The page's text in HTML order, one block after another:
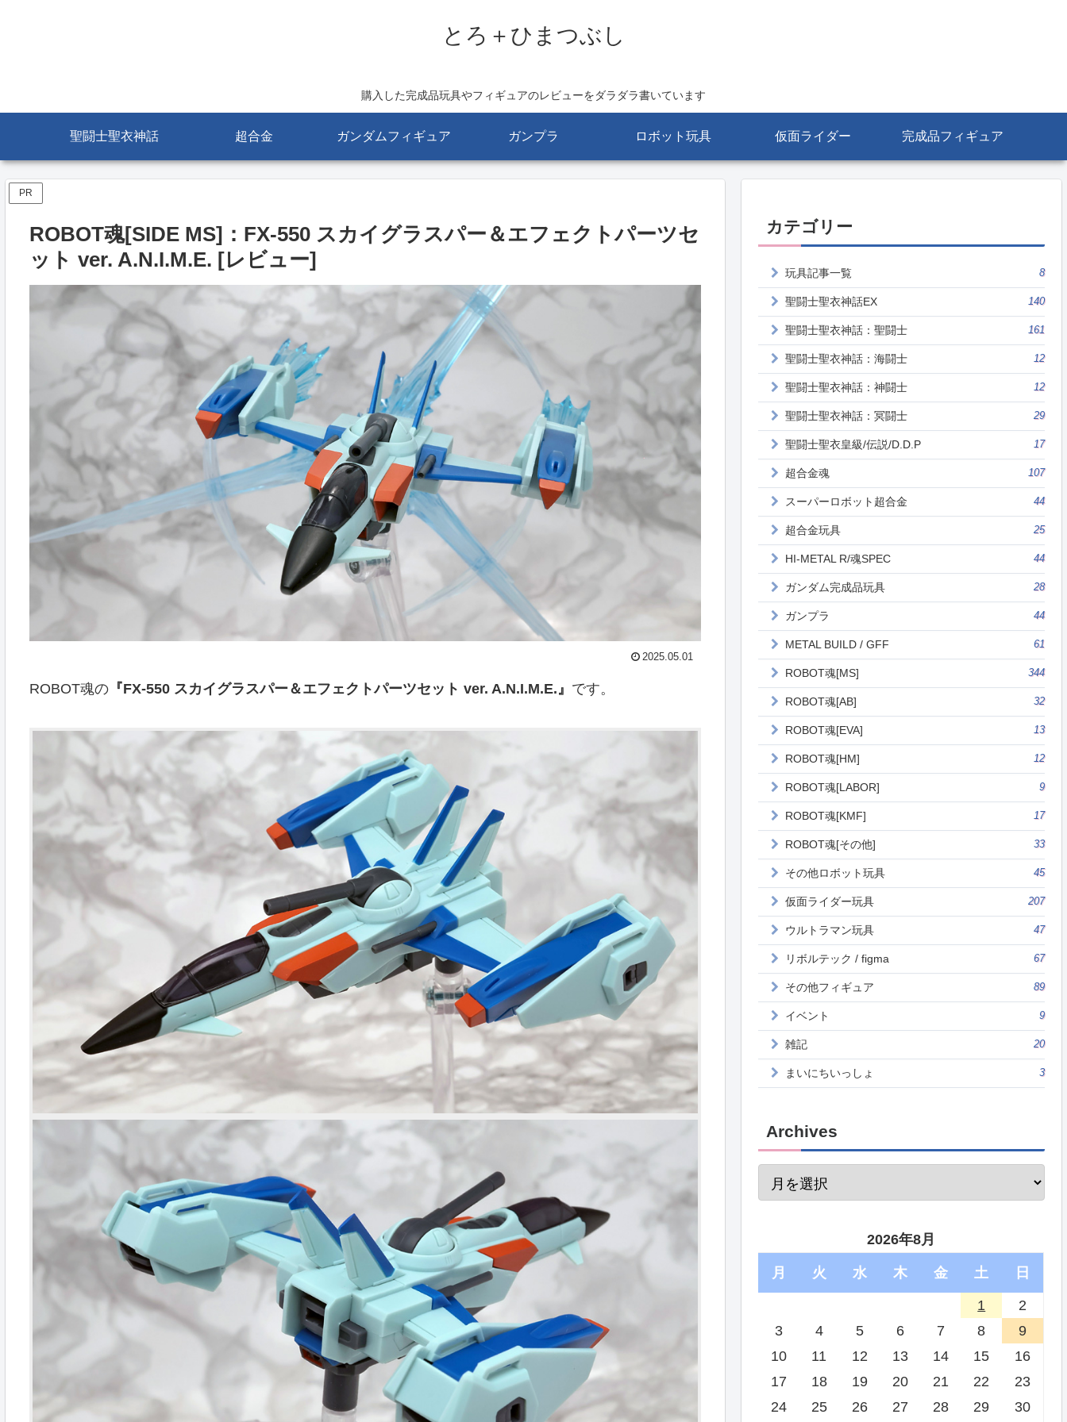
とろ＋ひまつぶし
購入した完成品玩具やフィギュアのレビューをダラダラ書いています
聖闘士聖衣神話 超合金 ガンダムフィギュア ガンプラ ロボット玩具 仮面ライダー 完成品フィギュア
PR
ROBOT魂[SIDE MS]：FX-550 スカイグラスパー＆エフェクトパーツセ
ット ver. A.N.I.M.E. [レビュー]
2025.05.01
ROBOT魂の『FX-550 スカイグラスパー＆エフェクトパーツセット ver. A.N.I.M.E.』 です。
カテゴリー
玩具記事一覧 8
聖闘士聖衣神話EX 140
聖闘士聖衣神話：聖闘士 161
聖闘士聖衣神話：海闘士 12
聖闘士聖衣神話：神闘士 12
聖闘士聖衣神話：冥闘士 29
聖闘士聖衣皇級/伝説/D.D.P 17
超合金魂 107
スーパーロボット超合金 44
超合金玩具 25
HI-METAL R/魂SPEC 44
ガンダム完成品玩具 28
ガンプラ 44
METAL BUILD / GFF 61
ROBOT魂[MS] 344
ROBOT魂[AB] 32
ROBOT魂[EVA] 13
ROBOT魂[HM] 12
ROBOT魂[LABOR] 9
ROBOT魂[KMF] 17
ROBOT魂[その他] 33
その他ロボット玩具 45
仮面ライダー玩具 207
ウルトラマン玩具 47
リボルテック / figma 67
その他フィギュア 89
イベント 9
雑記 20
まいにちいっしょ 3
Archives
2026年8月
月 火 水 木 金 土 日
1
2
3
4 5 6 7 8
9
10
11 12 13 14 15
16
17
18 19 20 21 22
23
24
25 26 27 28 29
30